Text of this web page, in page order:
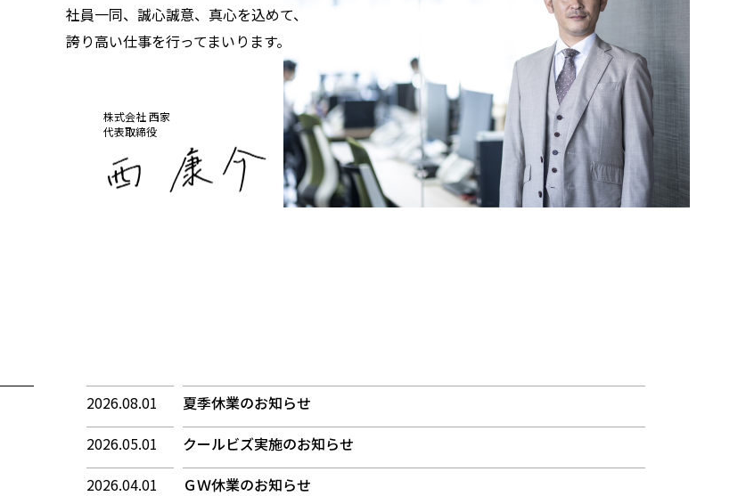
社員一同、誠心誠意、真心を込めて、
誇り高い仕事を行ってまいります。
株式会社 西家
代表取締役
2026.08.01
夏季休業のお知らせ
2026.05.01
クールビズ実施のお知らせ
2026.04.01
ＧＷ休業のお知らせ